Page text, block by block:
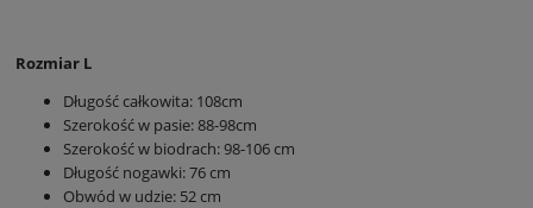
Rozmiar L
Długość całkowita: 108cm
Szerokość w pasie: 88-98cm
Szerokość w biodrach: 98-106 cm
Długość nogawki: 76 cm
Obwód w udzie: 52 cm